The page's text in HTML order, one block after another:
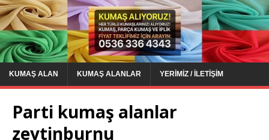
KUMAŞ ALAN KUMAŞ ALANLAR YERIMIZ / İLETIŞIM
Parti kumaş alanlar
zeytinburnu